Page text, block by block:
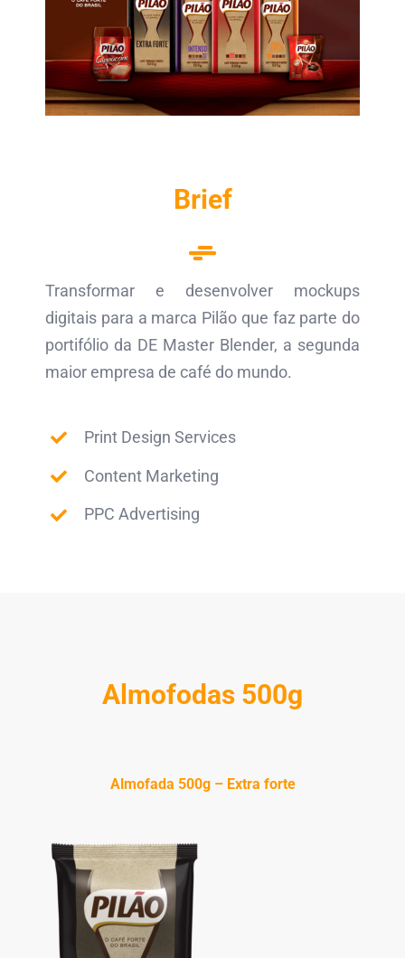
Brief
Transformar e desenvolver mockups
digitais para a marca Pilão que faz parte do
portifólio da DE Master Blender, a segunda
maior empresa de café do mundo.
Print Design Services
Content Marketing
PPC Advertising
Almofodas 500g
Almofada 500g – Extra forte